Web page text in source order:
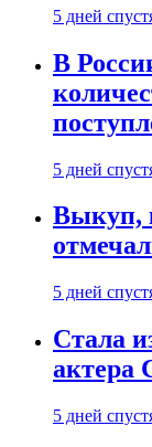
5 дней
В
5 дней
Выкуп,
5 дней
Стала
актера
5 дней